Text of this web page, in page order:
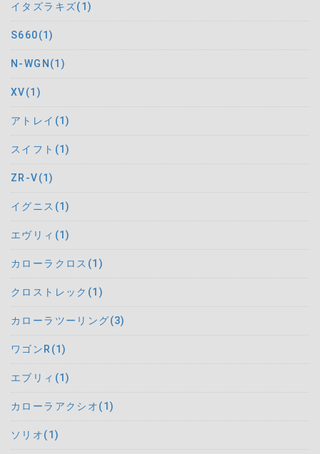
イタズラキズ(1)
S660(1)
N-WGN(1)
XV(1)
アトレイ(1)
スイフト(1)
ZR-V(1)
イグニス(1)
エヴリィ(1)
カローラクロス(1)
クロストレック(1)
カローラツーリング(3)
ワゴンR(1)
エブリィ(1)
カローラアクシオ(1)
ソリオ(1)